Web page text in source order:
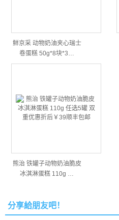
鲜京采 动物奶油夹心瑞士
卷蛋糕 50g*8块*3…
熊治 铁罐子动物奶油脆皮
冰淇淋蛋糕 110g …
分享給朋友吧！